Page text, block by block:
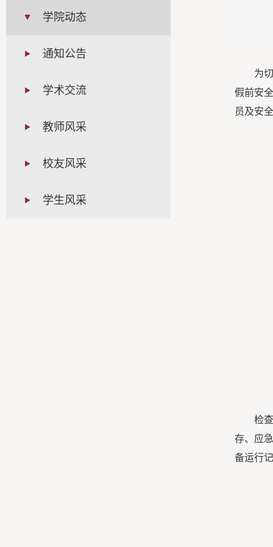
学院动态
通知公告
学术交流
教师风采
校友风采
学生风采
为
假前安
员及安
检
存、应
备运行